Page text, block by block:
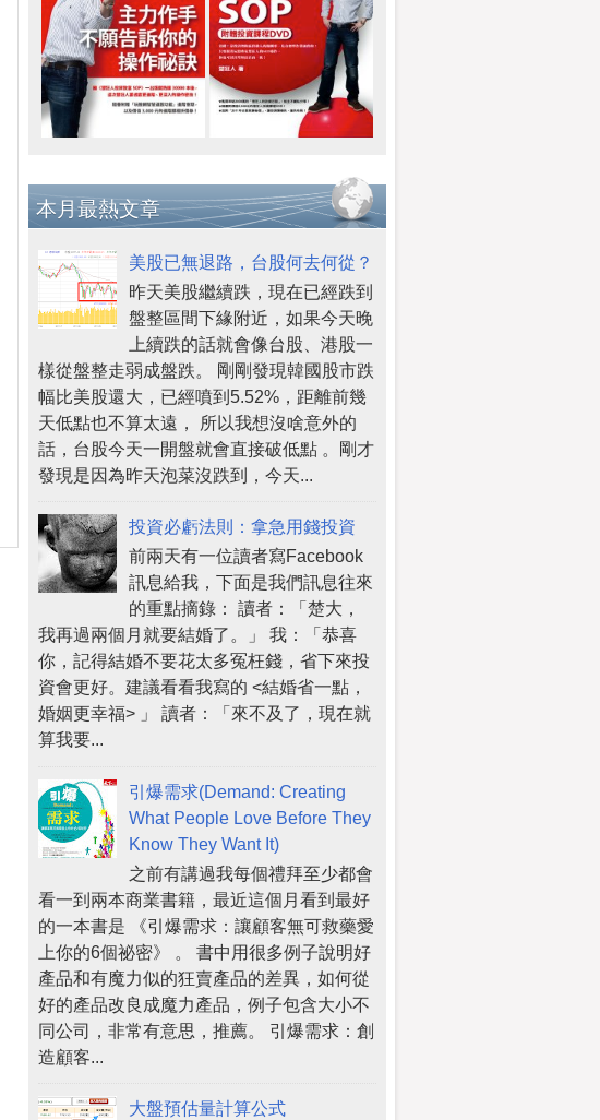
本月最熱文章
美股已無退路，台股何去何從？
昨天美股繼續跌，現在已經跌到
盤整區間下緣附近，如果今天晚
上續跌的話就會像台股、港股一
樣從盤整走弱成盤跌。 剛剛發現韓國股市跌
幅比美股還大，已經噴到5.52%，距離前幾
天低點也不算太遠， 所以我想沒啥意外的
話，台股今天一開盤就會直接破低點 。剛才
發現是因為昨天泡菜沒跌到，今天...
投資必虧法則：拿急用錢投資
前兩天有一位讀者寫Facebook
訊息給我，下面是我們訊息往來
的重點摘錄： 讀者：「楚大，
我再過兩個月就要結婚了。」 我：「恭喜
你，記得結婚不要花太多冤枉錢，省下來投
資會更好。建議看看我寫的 <結婚省一點，
婚姻更幸福> 」 讀者：「來不及了，現在就
算我要...
引爆需求(Demand: Creating
What People Love Before They
Know They Want It)
之前有講過我每個禮拜至少都會
看一到兩本商業書籍，最近這個月看到最好
的一本書是 《引爆需求：讓顧客無可救藥愛
上你的6個祕密》 。 書中用很多例子說明好
產品和有魔力似的狂賣產品的差異，如何從
好的產品改良成魔力產品，例子包含大小不
同公司，非常有意思，推薦。 引爆需求：創
造顧客...
大盤預估量計算公式